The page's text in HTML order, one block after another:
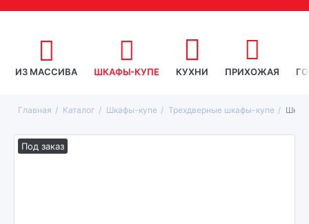
ИЗ МАССИВА ШКАФЫ-КУПЕ КУХНИ ПРИХОЖАЯ
Главная Каталог Шкафы-купе Трехдверные шкафы-купе
Под заказ